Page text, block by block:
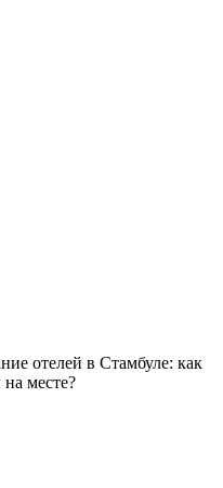
отелей в Стамбуле: как
месте?